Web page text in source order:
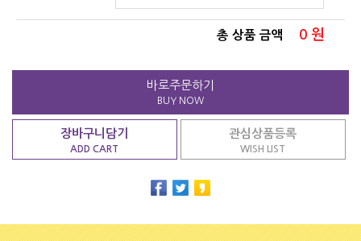
총 상품 금액 0 원
바로주문하기
BUY NOW
장바구니담기
ADD CART
관심상품등록
WISH LIST